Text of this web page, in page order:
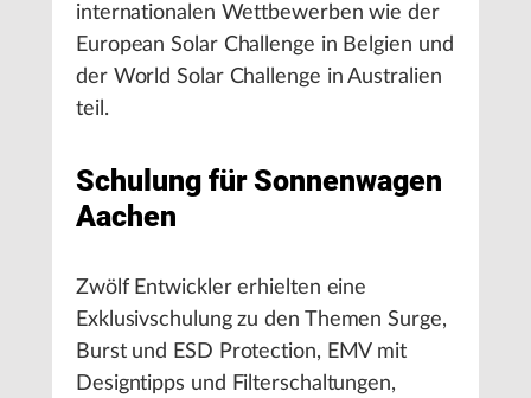
internationalen Wettbewerben wie der
European Solar Challenge in Belgien und
der World Solar Challenge in Australien
teil.
Schulung für Sonnenwagen
Aachen
Zwölf Entwickler erhielten eine
Exklusivschulung zu den Themen Surge,
Burst und ESD Protection, EMV mit
Designtipps und Filterschaltungen,